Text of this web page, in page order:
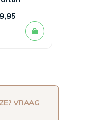
VRAAG